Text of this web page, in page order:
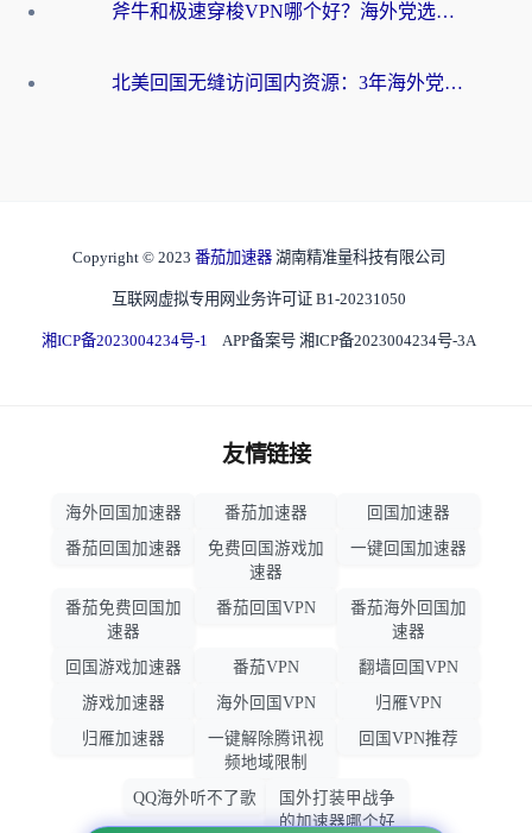
斧牛和极速穿梭VPN哪个好？海外党选回国加速器必看的真实对比与避坑指南
北美回国无缝访问国内资源：3年海外党亲测的加速器选择指南
Copyright © 2023 番茄加速器 湖南精准量科技有限公司
互联网虚拟专用网业务许可证 B1-20231050
湘ICP备2023004234号-1 APP备案号 湘ICP备2023004234号-3A
友情链接
海外回国加速器 番茄加速器
回国加速器
番茄回国加速器
免费回国游戏加
速器
一键回国加速器
番茄免费回国加
速器
番茄回国VPN
番茄海外回国加
速器
回国游戏加速器
番茄VPN
翻墙回国VPN
游戏加速器
海外回国VPN
归雁VPN
归雁加速器
一键解除腾讯视
频地域限制
回国VPN推荐
QQ海外听不了歌
国外打装甲战争
的加速器哪个好